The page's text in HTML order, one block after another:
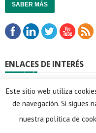
SABER MÁS
ENLACES DE INTERÉS
Harvard Kennedy School
Foro de Liderazgo
España S.L.
Este sitio web utiliza
de navegación. Si sigues
nuestra política de